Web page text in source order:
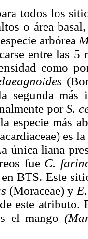
todos los
o área
arbórea
entre las
como
segunda más
porS.
especie más
es
única liana
fue C.
BTS. Este
(Moraceae) y
este atributo.
el mango